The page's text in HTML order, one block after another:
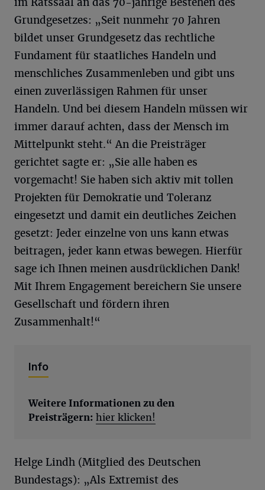
Grundgesetzes: „Seit nunmehr 70 Jahren
bildet unser Grundgesetz das rechtliche
Fundament für staatliches Handeln und
menschliches Zusammenleben und gibt uns
einen zuverlässigen Rahmen für unser
Handeln. Und bei diesem Handeln müssen wir
immer darauf achten, dass der Mensch im
Mittelpunkt steht.“ An die Preisträger
gerichtet sagte er: „Sie alle haben es
vorgemacht! Sie haben sich aktiv mit tollen
Projekten für Demokratie und Toleranz
eingesetzt und damit ein deutliches Zeichen
gesetzt: Jeder einzelne von uns kann etwas
beitragen, jeder kann etwas bewegen. Hierfür
sage ich Ihnen meinen ausdrücklichen Dank!
Mit Ihrem Engagement bereichern Sie unsere
Gesellschaft und fördern ihren
Zusammenhalt!“
Info
Weitere Informationen zu den
Preisträgern: hier klicken!
Helge Lindh (Mitglied des Deutschen
Bundestags): „Als Extremist des